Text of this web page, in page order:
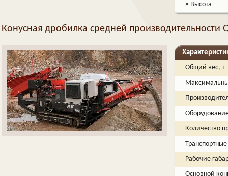
× Высота
Конусная дробилка средней производительности
Общий вес, т
Количество
Рабочие
Основной